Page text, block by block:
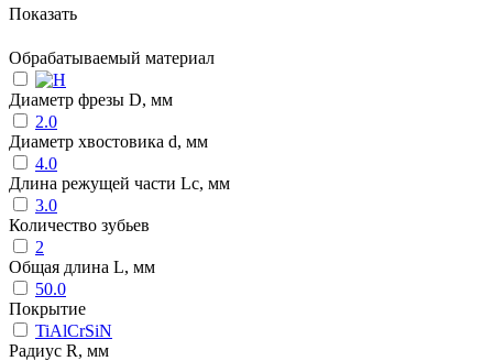
Показать
Обрабатываемый материал
Диаметр фрезы D, мм
2.0
Диаметр хвостовика d, мм
4.0
Длина режущей части Lc, мм
3.0
Количество зубьев
2
Общая длина L, мм
50.0
Покрытие
TiAlCrSiN
Радиус R, мм